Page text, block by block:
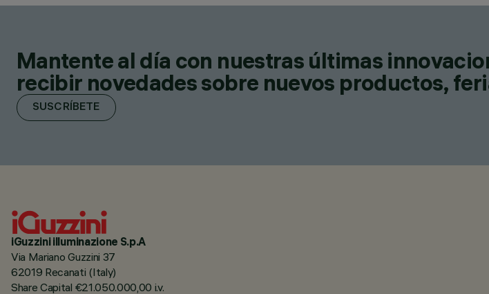
Mantente al día con nuestras últimas
recibir novedades sobre nuevos productos,
SUSCRÍBETE
iGuzzini illuminazione S.p.A
Via Mariano Guzzini 37
62019 Recanati (Italy)
Share Capital €21.050.000,00 i.v.